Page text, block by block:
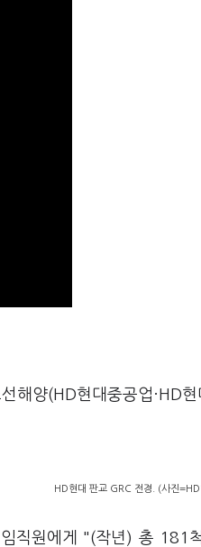
해양(HD현대중공업·HD
HD현대 판교 GRC 전경. (사진=HD
직원에게 "(작년) 총 181